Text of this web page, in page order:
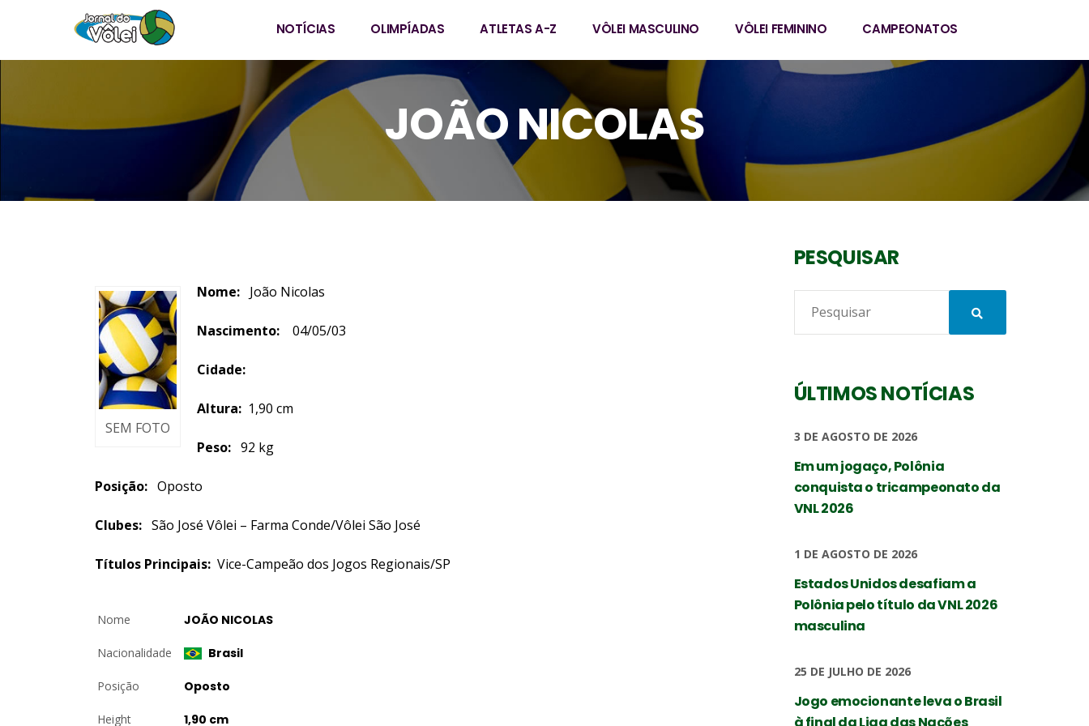
NOTÍCIAS OLIMPÍADAS ATLETAS A-Z VÔLEI MASCULINO VÔLEI FEMININO CAMPEONATOS
JOÃO NICOLAS
SEM FOTO
Nome: João Nicolas
Nascimento: 04/05/03
Cidade:
Altura: 1,90 cm
Peso: 92 kg
Posição: Oposto
Clubes: São José Vôlei – Farma Conde/Vôlei São José
Títulos Principais: Vice-Campeão dos Jogos Regionais/SP
Nome JOÃO NICOLAS
Nacionalidade Brasil
Posição Oposto
Height 1,90 cm
PESQUISAR
ÚLTIMOS NOTÍCIAS
3 DE AGOSTO DE 2026
Em um jogaço, Polônia
conquista o tricampeonato da
VNL 2026
1 DE AGOSTO DE 2026
Estados Unidos desafiam a
Polônia pelo título da VNL 2026
masculina
25 DE JULHO DE 2026
Jogo emocionante leva o Brasil